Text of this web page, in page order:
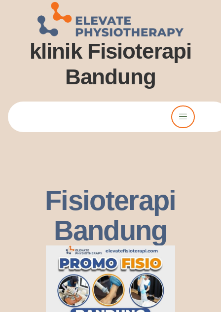
klinik Fisioterapi
Bandung
Fisioterapi
Bandung